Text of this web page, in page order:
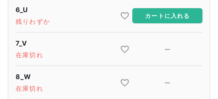
6_U
残りわずか
カートに入れる
7_V
在庫切れ
—
8_W
在庫切れ
—